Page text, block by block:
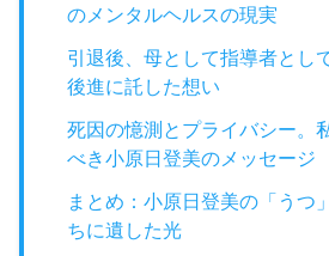
のメンタルヘルスの現実
引退後、母として指導者とし
後進に託した想い
死因の憶測とプライバシー。
べき小原日登美のメッセージ
まとめ：小原日登美の「うつ
ちに遺した光